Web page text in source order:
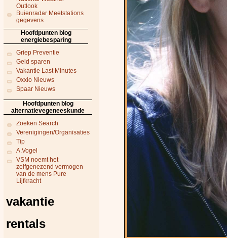
Outlook
Buienradar Meetstations
gegevens
Hoofdpunten blog
energiebesparing
Griep Preventie
Geld sparen
Vakantie Last Minutes
Oxxio Nieuws
Spaar Nieuws
Hoofdpunten blog
alternatievegeneeskunde
Zoeken Search
Verenigingen/Organisaties
Tip
A.Vogel
VSM noemt het
zelfgenezend vermogen
van de mens Pure
Lijfkracht
vakantie
rentals